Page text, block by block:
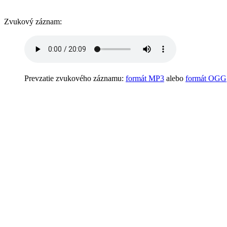
Zvukový záznam:
Prevzatie zvukového záznamu: formát MP3 alebo formát OGG